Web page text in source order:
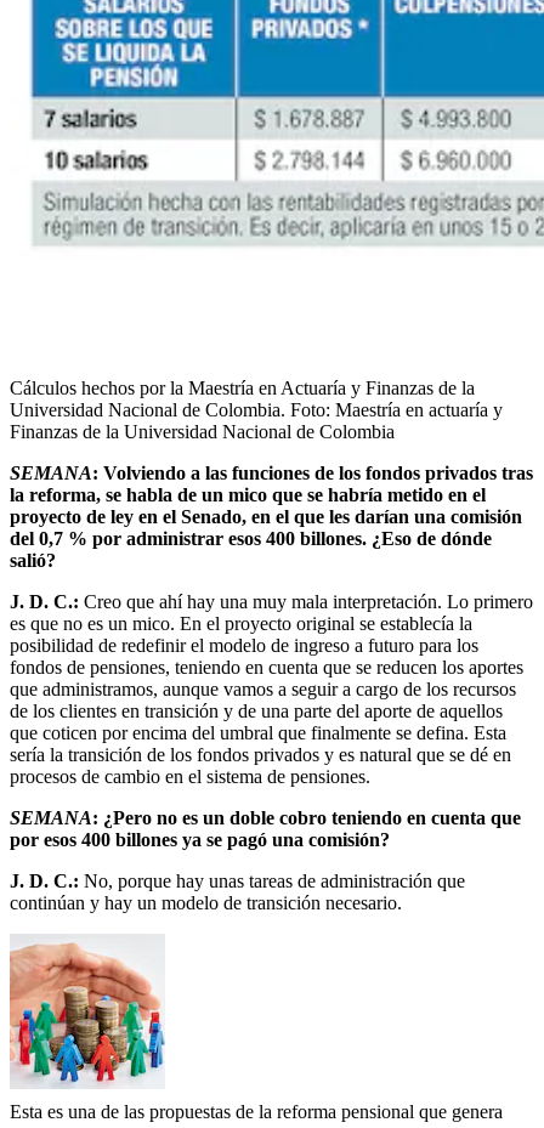
Cálculos hechos por la Maestría en Actuaría y Finanzas de la
Universidad Nacional de Colombia. Foto: Maestría en actuaría y
Finanzas de la Universidad Nacional de Colombia
SEMANA: Volviendo a las funciones de los fondos privados tras
la reforma, se habla de un mico que se habría metido en el
proyecto de ley en el Senado, en el que les darían una comisión
del 0,7 % por administrar esos 400 billones. ¿Eso de dónde
salió?
J. D. C.: Creo que ahí hay una muy mala interpretación. Lo primero
es que no es un mico. En el proyecto original se establecía la
posibilidad de redefinir el modelo de ingreso a futuro para los
fondos de pensiones, teniendo en cuenta que se reducen los aportes
que administramos, aunque vamos a seguir a cargo de los recursos
de los clientes en transición y de una parte del aporte de aquellos
que coticen por encima del umbral que finalmente se defina. Esta
sería la transición de los fondos privados y es natural que se dé en
procesos de cambio en el sistema de pensiones.
SEMANA: ¿Pero no es un doble cobro teniendo en cuenta que
por esos 400 billones ya se pagó una comisión?
J. D. C.: No, porque hay unas tareas de administración que
continúan y hay un modelo de transición necesario.
Esta es una de las propuestas de la reforma pensional que genera